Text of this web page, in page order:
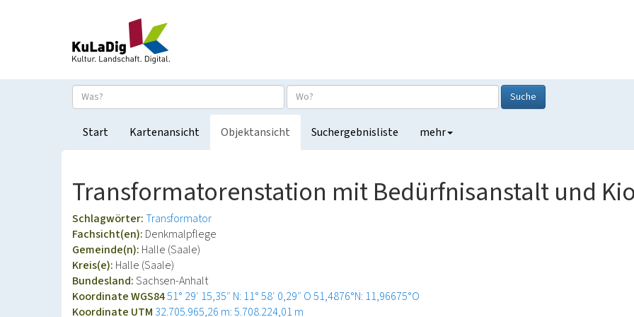
Suche
Start Kartenansicht Objektansicht Suchergebnisliste mehr
Transformatorenstation mit Bedürfnisanstalt und
Schlagwörter:Transformator
Fachsicht(en): Denkmalpflege
Gemeinde(n): Halle (Saale)
Kreis(e): Halle (Saale)
Bundesland:Sachsen-Anhalt
Koordinate WGS8451° 29′ 15,35″ N: 11° 58′ 0,29″ O51,4876°N: 11,96675°O
Koordinate UTM 32.705.965,26 m: 5.708.224,01 m